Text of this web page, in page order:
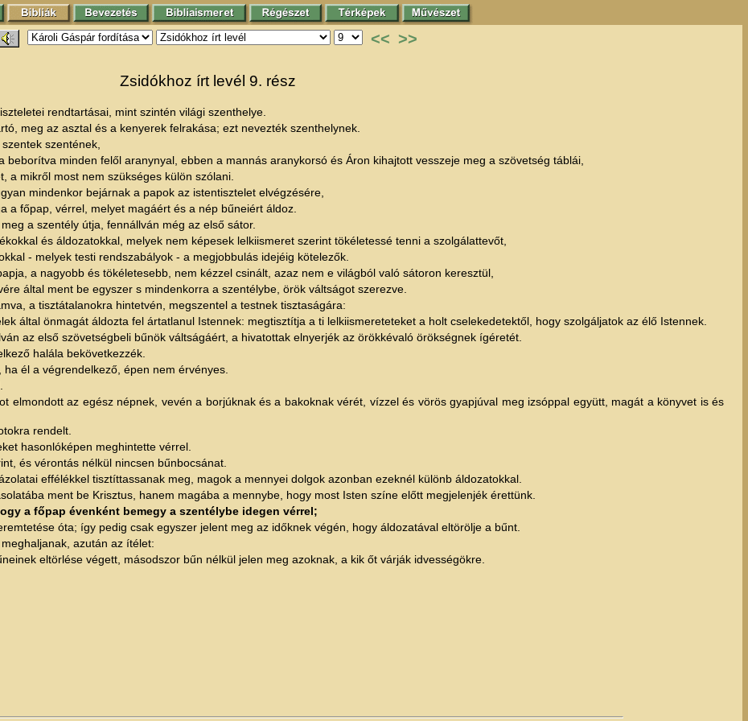
<< >>
Zsidókhoz írt levél 9. rész
rendtartásai, mint szintén világi szenthelye.
meg az asztal és a kenyerek felrakása; ezt nevezték szenthelynek.
szentének,
minden felől aranynyal, ebben a mannás aranykorsó és Áron kihajtott vesszeje meg a szövetség táblái,
a mikről most nem szükséges külön szólani.
mindenkor bejárnak a papok az istentisztelet elvégzésére,
a főpap, vérrel, melyet magáért és a nép bűneiért áldoz.
a szentély útja, fennállván még az első sátor.
és áldozatokkal, melyek nem képesek lelkiismeret szerint tökéletessé tenni a szolgálattevőt,
- melyek testi rendszabályok - a megjobbulás idejéig kötelezők.
a nagyobb és tökéletesebb, nem kézzel csinált, azaz nem e világból való sátoron keresztül,
által ment be egyszer s mindenkorra a szentélybe, örök váltságot szerezve.
a tisztátalanokra hintetvén, megszentel a testnek tisztaságára:
által önmagát áldozta fel ártatlanul Istennek: megtisztítja a ti lelkiismereteteket a holt cselekedetektől, hogy szolgáljatok az élő Istennek.
az első szövetségbeli bűnök váltságáért, a hivatottak elnyerjék az örökkévaló örökségnek ígéretét.
halála bekövetkezzék.
él a végrendelkező, épen nem érvényes.
elmondott az egész népnek, vevén a borjúknak és a bakoknak vérét, vízzel és vörös gyapjúval meg izsóppal együtt, magát a könyvet is és
rendelt.
hasonlóképen meghintette vérrel.
és vérontás nélkül nincsen bűnbocsánat.
effélékkel tisztíttassanak meg, magok a mennyei dolgok azonban ezeknél különb áldozatokkal.
ment be Krisztus, hanem magába a mennybe, hogy most Isten színe előtt megjelenjék érettünk.
a főpap évenként bemegy a szentélybe idegen vérrel;
óta; így pedig csak egyszer jelent meg az időknek végén, hogy áldozatával eltörölje a bűnt.
azután az ítélet:
eltörlése végett, másodszor bűn nélkül jelen meg azoknak, a kik őt várják idvességökre.